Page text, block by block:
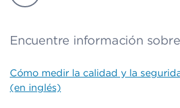
Encuentre información sobre
Cómo medir la calidad y la
(en inglés)